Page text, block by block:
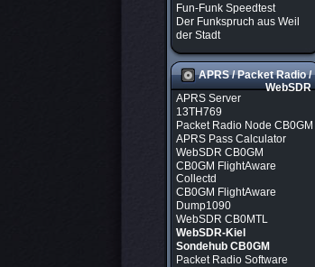
Fun-Funk Speedtest
Der Funkspruch aus Weil
der Stadt
APRS / Packet Radio /
WebSDR
APRS Server
13TH769
Packet Radio Node CB0GM
APRS Pass Calculator
WebSDR CB0GM
CB0GM FlightAware
Collectd
CB0GM FlightAware
Dump1090
WebSDR CB0MTL
WebSDR-Kiel
Sondehub CB0GM
Packet Radio Software